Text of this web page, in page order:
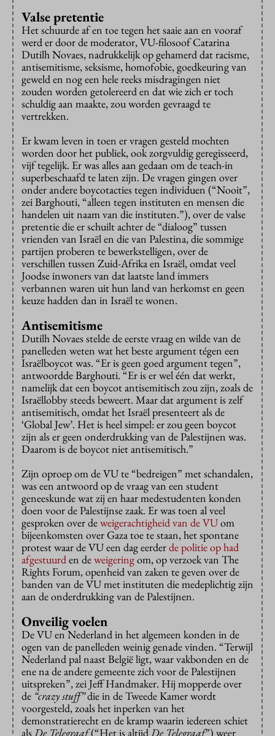
Valse pretentie
Het schuurde af en toe tegen het saaie aan en vooraf
werd er door de moderator, VU-filosoof Catarina
Dutilh Novaes, nadrukkelijk op gehamerd dat racisme,
antisemitisme, seksisme, homofobie, goedkeuring van
geweld en nog een hele reeks misdragingen niet
zouden worden getolereerd en dat wie zich er toch
schuldig aan maakte, zou worden gevraagd te
vertrekken.
Er kwam leven in toen er vragen gesteld mochten
worden door het publiek, ook zorgvuldig geregisseerd,
vijf tegelijk. Er was alles aan gedaan om de teach-in
superbeschaafd te laten zijn. De vragen gingen over
onder andere boycotacties tegen individuen (“Nooit”,
zei Barghouti, “alleen tegen instituten en mensen die
handelen uit naam van die instituten.”), over de valse
pretentie die er schuilt achter de “dialoog” tussen
vrienden van Israël en die van Palestina, die sommige
partijen proberen te bewerkstelligen, over de
verschillen tussen Zuid-Afrika en Israël, omdat veel
Joodse inwoners van dat laatste land immers
verbannen waren uit hun land van herkomst en geen
keuze hadden dan in Israël te wonen.
Antisemitisme
Dutilh Novaes stelde de eerste vraag en wilde van de
panelleden weten wat het beste argument tégen een
Israëlboycot was. “Er is geen goed argument tegen”,
antwoordde Barghouti. “Er is er wel één dat werkt,
namelijk dat een boycot antisemitisch zou zijn, zoals de
Israëllobby steeds beweert. Maar dat argument is zelf
antisemitisch, omdat het Israël presenteert als de
‘Global Jew’. Het is heel simpel: er zou geen boycot
zijn als er geen onderdrukking van de Palestijnen was.
Daarom is de boycot niet antisemitisch.”
Zijn oproep om de VU te “bedreigen” met schandalen,
was een antwoord op de vraag van een student
geneeskunde wat zij en haar medestudenten konden
doen voor de Palestijnse zaak. Er was toen al veel
gesproken over deweigerachtigheid van de VUom
bijeenkomsten over Gaza toe te staan, het spontane
protest waar de VU een dag eerderde politie op had
afgestuurden deweigeringom, op verzoek van The
Rights Forum, openheid van zaken te geven over de
banden van de VU met instituten die medeplichtig zijn
aan de onderdrukking van de Palestijnen.
Onveilig voelen
De VU en Nederland in het algemeen konden in de
ogen van de panelleden weinig genade vinden. “Terwijl
Nederland pal naast België ligt, waar vakbonden en de
ene na de andere gemeente zich voor de Palestijnen
uitspreken”, zei Jeff Handmaker. Hij mopperde over
de “crazy stuff”die in de Tweede Kamer wordt
voorgesteld, zoals het inperken van het
demonstratierecht en de kramp waarin iedereen schiet
als De Telegraaf(“Het is altijd De Telegraaf”) weer